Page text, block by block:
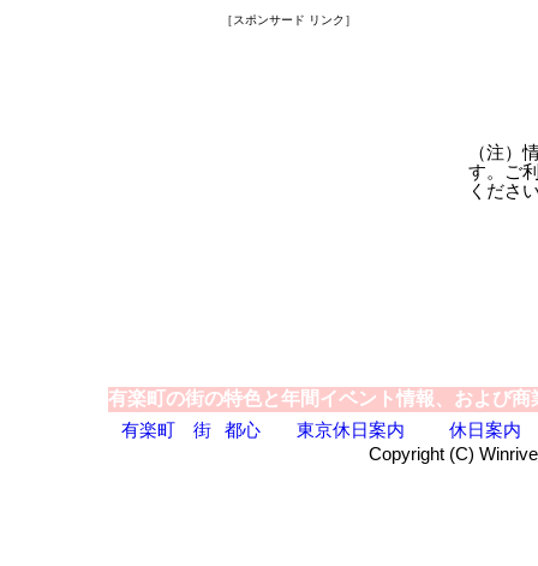
［スポンサード リンク］
（注）
す。ご
くださ
有楽町の街の特色と年間イベント情報、および
有楽町
街 都心 東京休日案内
休日案内
Copyright (C)